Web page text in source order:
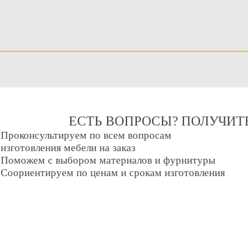
ЕСТЬ ВОПРОСЫ?
Проконсультируем по всем вопросам
изготовления мебели на заказ
Поможем с выбором материалов и фурнитуры
Соориентируем по ценам и срокам изготовления